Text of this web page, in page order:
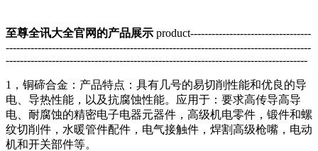
至尊全讯大全官网的产品展示 product----------------------------------
--------------------------------------------------------------------------------------
-------------------------------------------------------------------------------------
1，铜碲合金：产品特点：具有几号的易切削性能和优良的导
电、导热性能，以及抗腐蚀性能。应用于：要求高传导高导
电、耐腐蚀的精密电子电器元器件，高级机电零件，锻件和螺
纹切削件，水暖管件配件，电气接触件，焊割高级枪嘴，电动
机和开关部件等。